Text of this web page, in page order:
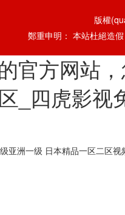
版權
鄭重申明： 本站杜絕造
官方网站
_四虎影
亚洲一级 日本精品一区二区视